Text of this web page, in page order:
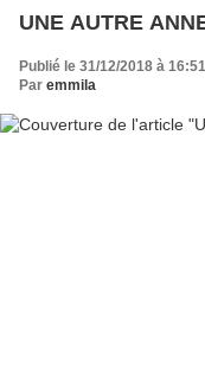
UNE AUTRE
Publié le 31/12/2018 à 16:51
Par emmila